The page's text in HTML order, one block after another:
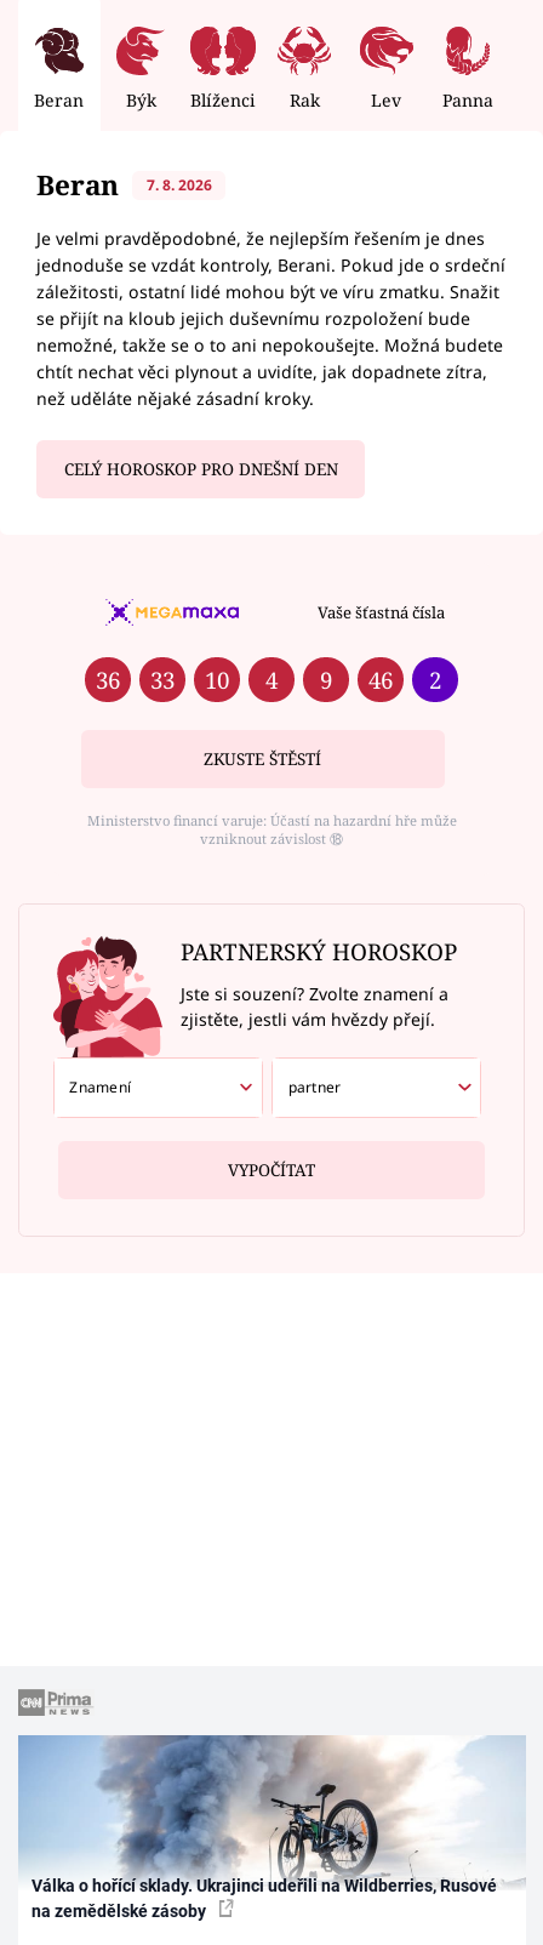
Beran Býk Blíženci Rak Lev Panna
Beran 7. 8. 2026
Je velmi pravděpodobné, že nejlepším řešením je dnes
jednoduše se vzdát kontroly, Berani. Pokud jde o srdeční
záležitosti, ostatní lidé mohou být ve víru zmatku. Snažit
se přijít na kloub jejich duševnímu rozpoložení bude
nemožné, takže se o to ani nepokoušejte. Možná budete
chtít nechat věci plynout a uvidíte, jak dopadnete zítra,
než uděláte nějaké zásadní kroky.
CELÝ HOROSKOP PRO DNEŠNÍ DEN
Vaše šťastná čísla
36 33 10 4 9 46 2
ZKUSTE ŠTĚSTÍ
Ministerstvo financí varuje: Účastí na hazardní hře může
vzniknout závislost ⑱
PARTNERSKÝ HOROSKOP
Jste si souzení? Zvolte znamení a
zjistěte, jestli vám hvězdy přejí.
VYPOČÍTAT
Válka o hořící sklady. Ukrajinci udeřili na Wildberries, Rusové
na zemědělské zásoby